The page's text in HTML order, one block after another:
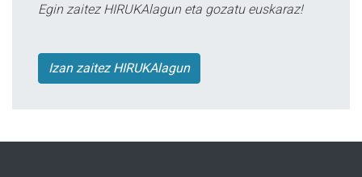
Egin zaitez HIRUKAlagun eta gozatu euskaraz!
Izan zaitez HIRUKAlagun